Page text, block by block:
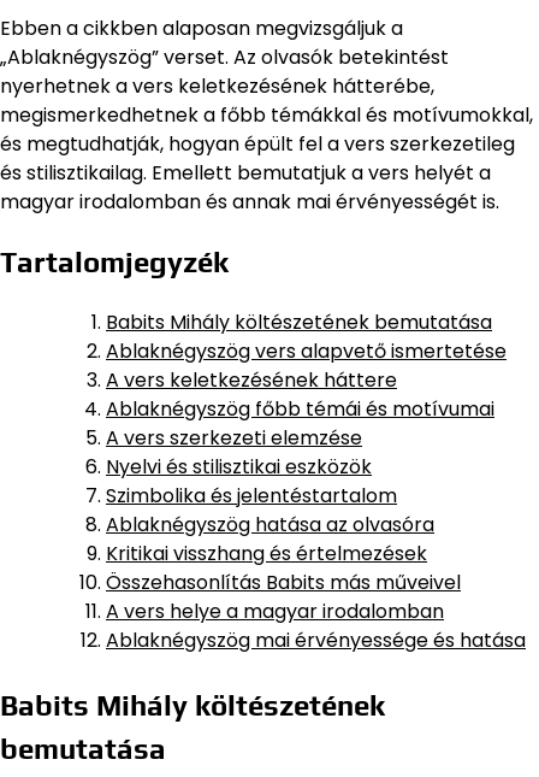
Ebben a cikkben alaposan megvizsgáljuk a
„Ablaknégyszög” verset. Az olvasók betekintést
nyerhetnek a vers keletkezésének hátterébe,
megismerkedhetnek a főbb témákkal és motívumokkal,
és megtudhatják, hogyan épült fel a vers szerkezetileg
és stilisztikailag. Emellett bemutatjuk a vers helyét a
magyar irodalomban és annak mai érvényességét is.
Tartalomjegyzék
Babits Mihály költészetének bemutatása
Ablaknégyszög vers alapvető ismertetése
A vers keletkezésének háttere
Ablaknégyszög főbb témái és motívumai
A vers szerkezeti elemzése
Nyelvi és stilisztikai eszközök
Szimbolika és jelentéstartalom
Ablaknégyszög hatása az olvasóra
Kritikai visszhang és értelmezések
Összehasonlítás Babits más műveivel
A vers helye a magyar irodalomban
Ablaknégyszög mai érvényessége és hatása
Babits Mihály költészetének
bemutatása